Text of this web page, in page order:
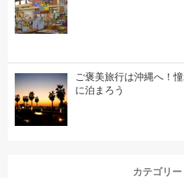
ご褒美旅行は沖縄へ！
に泊まろう
カテゴリー